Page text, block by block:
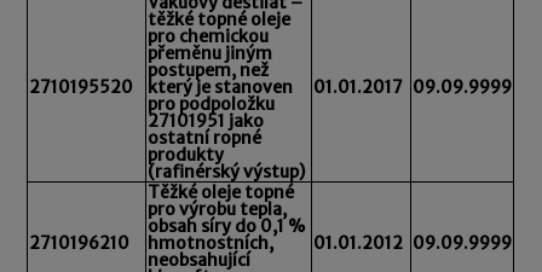
2710195520
těžké topné oleje
pro chemickou
přeměnu jiným
postupem, než
který je stanoven
pro podpoložku
27101951 jako
ostatní ropné
produkty
(rafinérský výstup)
01.01.2017 09.09.9999
2710196210
Těžké oleje topné
pro výrobu tepla,
obsah síry do 0,1 %
hmotnostních,
neobsahující
01.01.2012 09.09.9999